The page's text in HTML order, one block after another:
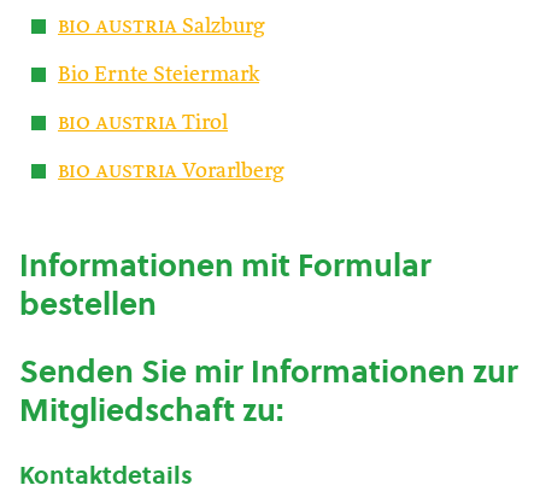
bio austria Salzburg
Bio Ernte Steiermark
bio austria Tirol
bio austria Vorarlberg
Informationen mit Formular
bestellen
Senden Sie mir Informationen zur
Mitgliedschaft zu:
Kontaktdetails